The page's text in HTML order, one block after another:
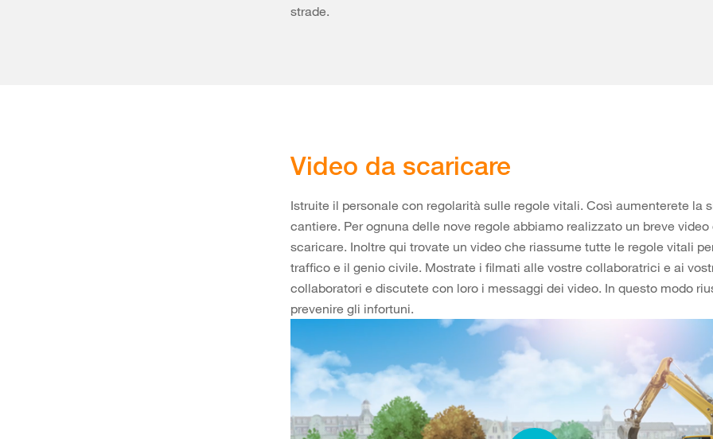
strade.
Video da scaricare
Istruite il personale con regolarità sulle regole vitali. Così aumenterete la
cantiere. Per ognuna delle nove regole abbiamo realizzato un breve video
scaricare. Inoltre qui trovate un video che riassume tutte le regole vitali
traffico e il genio civile. Mostrate i filmati alle vostre collaboratrici e ai
collaboratori e discutete con loro i messaggi dei video. In questo modo
prevenire gli infortuni.